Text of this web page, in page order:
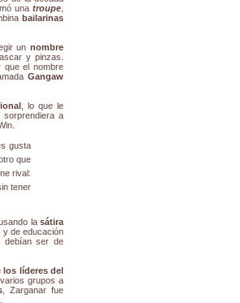
unatroupe
bailarinas
un nombre
y pinzas.
que el nombre
Gangaw
, lo que le
a
gusta
que
rival:
tener
usando lasátira
y de educación
debían ser de
los líderes del
grupos a
, Zarganar fue